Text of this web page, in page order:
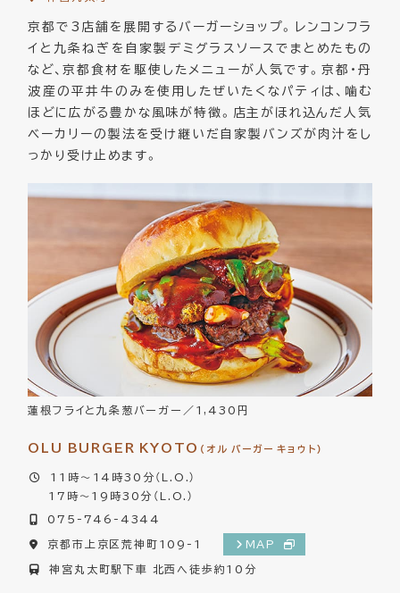
京都で3店舗を展開するバーガーショップ。レンコンフラ
イと九条ねぎを自家製デミグラスソースでまとめたもの
など、京都食材を駆使したメニューが人気です。京都・丹
波産の平井牛のみを使用したぜいたくなパティは、噛む
ほどに広がる豊かな風味が特徴。店主がほれ込んだ人気
ベーカリーの製法を受け継いだ自家製バンズが肉汁をし
っかり受け止めます。
蓮根フライと九条葱バーガー／1,430円
OLU BURGER KYOTO （オル バーガー キョウト）
11時～14時30分（L.O.）
17時～19時30分（L.O.）
075-746-4344
京都市上京区荒神町109-1
MAP
神宮丸太町駅下車 北西へ徒歩約10分